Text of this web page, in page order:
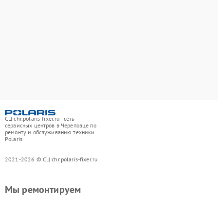
СЦ chr.polaris-fixer.ru - сеть
сервисных центров в Череповце по
ремонту и обслуживанию техники
Polaris
2021-2026 © СЦ chr.polaris-fixer.ru
Мы ремонтируем